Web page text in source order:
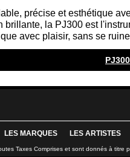
précise et esthétique
brillante, la PJ300 est
avec plaisir, sans se
LES MARQUES LES ARTISTES
Taxes Comprises et sont donnés à